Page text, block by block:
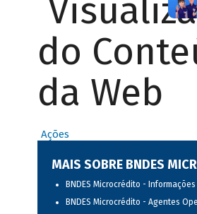
do
da Web
Ações
MAIS SOBRE BNDES
BNDES Microcrédito -
BNDES Microcrédito - Agentes